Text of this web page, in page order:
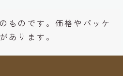
ものです。価格やパッケ
あります。